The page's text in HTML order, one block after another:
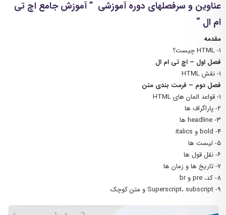
عناوین و سرفصلهای دوره آموزشی ” آموزش جامع اچ تی
ام ال “
مقدمه
1- HTML چیست؟
فصل اول – اچ تی ام ال
1- نقش HTML
فصل دوم – فرمت بندی متن
1- قواعد المان های HTML
۲- پاراگراف ها
3- headline ها
4- bold و italics
۵- لیست ها
۶- نقل قول ها
۷- تاریخ ها و زمان ها
8- کد، pre و br
9- Superscript، subscript و متن کوچک